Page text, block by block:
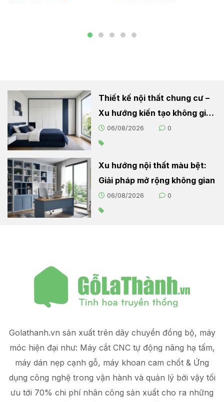
Thiết kế nội thất chung cư –
Xu hướng kiến tạo không gian
sống hiện đại
06/08/2026 0
Xu hướng nội thất màu bệt:
Giải pháp mở rộng không gian
06/08/2026 0
Golathanh.vn sản xuất trên dây chuyền đồng bộ, máy
móc hiện đại như: Máy cắt CNC tự động nâng hạ tấm,
máy dán nẹp cạnh gỗ, máy khoan cam chốt & Ứng
dụng công nghệ trong vận hành và quản lý bởi vậy tối
ưu tới 70% chi phí nhân công sản xuất cho ra những